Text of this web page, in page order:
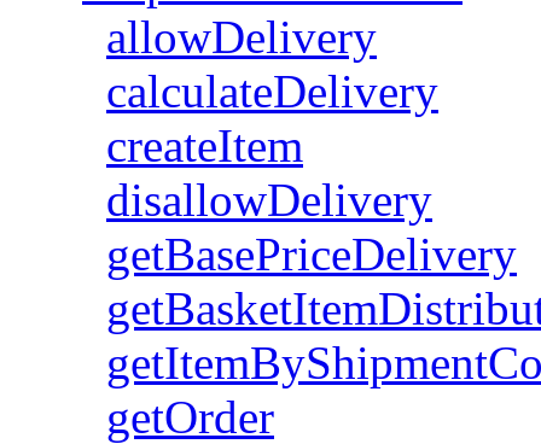
allowDelivery
calculateDelivery
createItem
disallowDelivery
getBasePriceDelivery
getOrder